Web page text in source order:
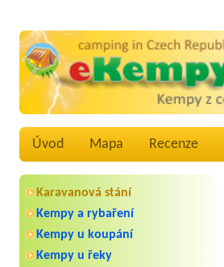
Úvod Mapa Recenze
Karavanová stání
Kempy a rybaření
Kempy u koupání
Kempy u řeky